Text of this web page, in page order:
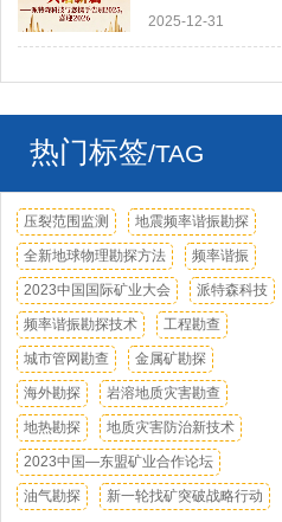
词
2025-12-31
热门标签/TAG
压裂范围监测 地震频率谐振勘探
全新地球物理勘探方法 频率谐振
2023中国国际矿业大会 派特森科技
频率谐振勘探技术 工程勘查
城市管网勘查 金属矿勘探
海外勘探 岩溶地质灾害勘查
地热勘探 地质灾害防治新技术
2023中国—东盟矿业合作论坛
油气勘探 新一轮找矿突破战略行动